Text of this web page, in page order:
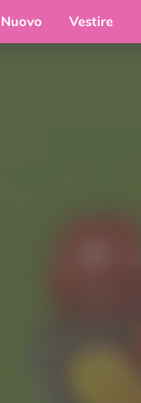
Nuovo Vestire